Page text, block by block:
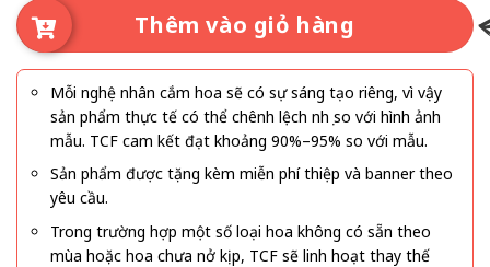
Thêm vào giỏ hàng
Mỗi nghệ nhân cắm hoa sẽ có sự sáng tạo riêng, vì vậy
sản phẩm thực tế có thể chênh lệch nhẹ so với hình ảnh
mẫu. TCF cam kết đạt khoảng 90%–95% so với mẫu.
Sản phẩm được tặng kèm miễn phí thiệp và banner theo
yêu cầu.
Trong trường hợp một số loại hoa không có sẵn theo
mùa hoặc hoa chưa nở kịp, TCF sẽ linh hoạt thay thế